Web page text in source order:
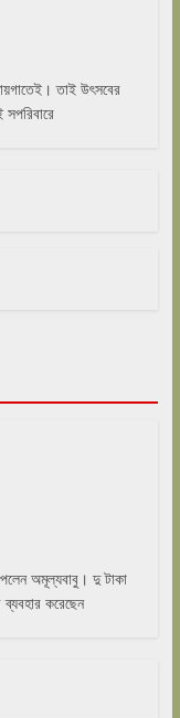
তাই উৎসবের
অমূল্যবাবু। দু টাকা
করেছেন